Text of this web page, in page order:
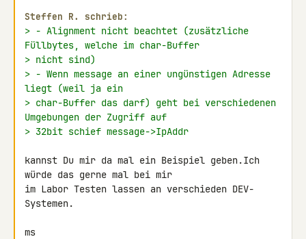
Steffen R. schrieb:
> - Alignment nicht beachtet (zusätzliche
Füllbytes, welche im char-Buffer
> nicht sind)
> - Wenn message an einer ungünstigen Adresse
liegt (weil ja ein
> char-Buffer das darf) geht bei verschiedenen
Umgebungen der Zugriff auf
> 32bit schief message->IpAddr
kannst Du mir da mal ein Beispiel geben.Ich
würde das gerne mal bei mir
im Labor Testen lassen an verschieden DEV-
Systemen.
ms